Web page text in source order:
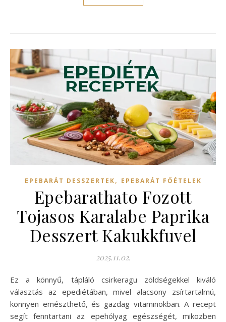
EPEBARÁT DESSZERTEK, EPEBARÁT FŐÉTELEK
Epebarathato Fozott
Tojasos Karalabe Paprika
Desszert Kakukkfuvel
2025.11.02.
Ez a könnyű, tápláló csirkeragu zöldségekkel kiváló
választás az epediétában, mivel alacsony zsírtartalmú,
könnyen emészthető, és gazdag vitaminokban. A recept
segít fenntartani az epehólyag egészségét, miközben